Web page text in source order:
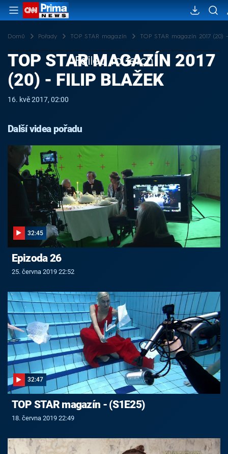
Domů Pořady TOP STAR magazín TOP STAR magazín 2017 (20)
Failed to fetch
TOP STAR MAGAZÍN 2017
(20) - FILIP BLAŽEK
16. kvě 2017, 02:00
Další videa pořadu
32:45
Epizoda 26
25. června 2019 22:52
32:47
TOP STAR magazín - (S1E25)
18. června 2019 22:49